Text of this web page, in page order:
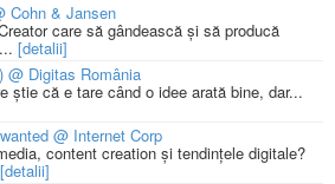
Cohn & Jansen
care să gândească și să producă
[detalii]
@ Digitas România
știe că e tare când o idee arată bine, dar...
@ Internet Corp
content creation și tendințele digitale?
[detalii]